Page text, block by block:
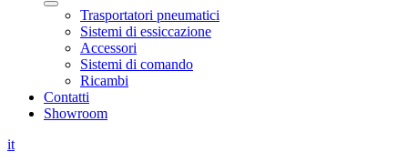
Trasportatori pneumatici
Sistemi di essiccazione
Accessori
Sistemi di comando
Ricambi
Contatti
Showroom
it